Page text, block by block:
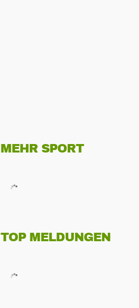
MEHR SPORT
TOP MELDUNGEN